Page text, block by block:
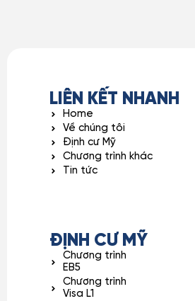
LIÊN KẾT NHANH
Home
Về chúng tôi
Định cư Mỹ
Chương trình khác
Tin tức
ĐỊNH CƯ MỸ
Chương trình
EB5
Chương trình
Visa L1